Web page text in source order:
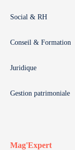
Social & RH
Conseil & Formation
Juridique
Gestion patrimoniale
Mag'Expert